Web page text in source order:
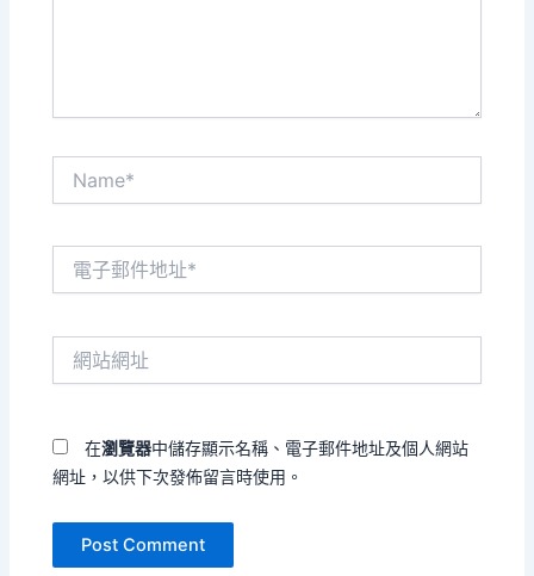
在瀏覽器中儲存顯示名稱、電子郵件地址及個人網站
網址，以供下次發佈留言時使用。